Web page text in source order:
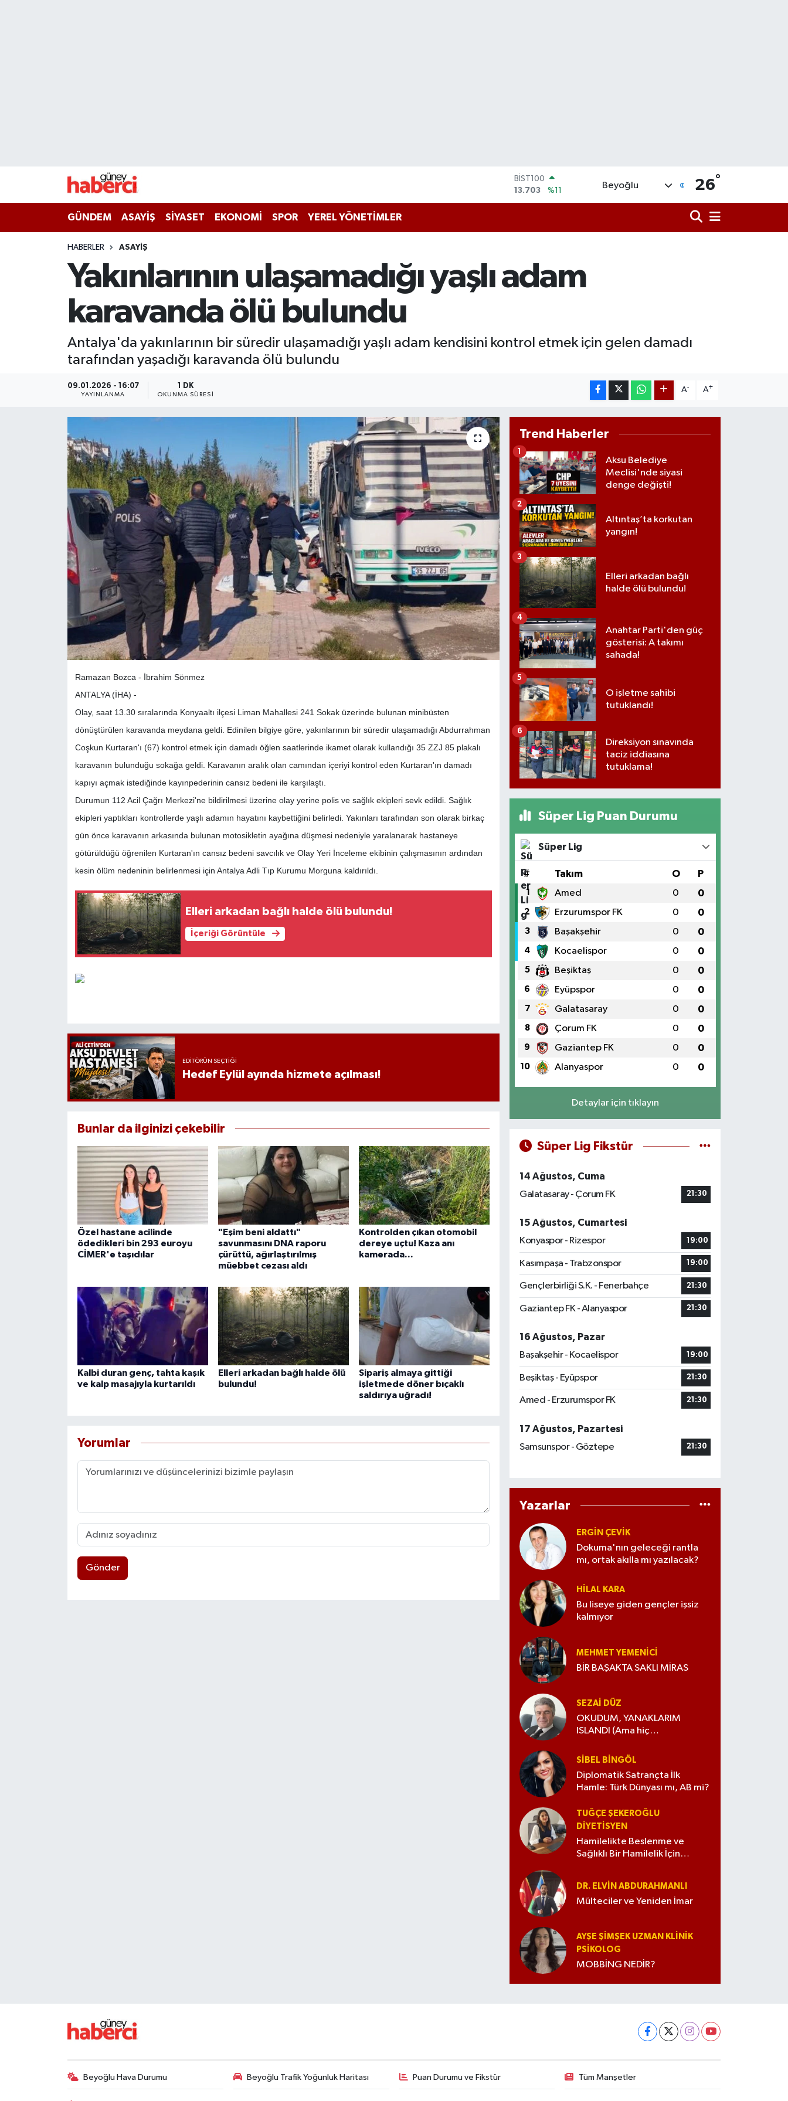
BITCOIN
64.927,78
DOLAR
GRAM ALTIN
6527.85
Beyoğlu 26°
GÜNDEM ASAYİŞ SİYASET EKONOMİ SPOR YEREL YÖNETİMLER
HABERLER ASAYİŞ
Yakınlarının ulaşamadığı yaşlı adam
karavanda ölü bulundu
Antalya'da yakınlarının bir süredir ulaşamadığı yaşlı adam kendisini kontrol etmek için gelen damadı
tarafından yaşadığı karavanda ölü bulundu
09.01.2026 - 16:07
YAYINLANMA
1 DK
OKUNMA SÜRESI
A- A+
Ramazan Bozca - İbrahim Sönmez
ANTALYA (İHA) -
Olay, saat 13.30 sıralarında Konyaaltı ilçesi Liman Mahallesi 241 Sokak üzerinde bulunan minibüsten
dönüştürülen karavanda meydana geldi. Edinilen bilgiye göre, yakınlarının bir süredir ulaşamadığı Abdurrahman
Coşkun Kurtaran'ı (67) kontrol etmek için damadı öğlen saatlerinde ikamet olarak kullandığı 35 ZZJ 85 plakalı
karavanın bulunduğu sokağa geldi. Karavanın aralık olan camından içeriyi kontrol eden Kurtaran'ın damadı
kapıyı açmak istediğinde kayınpederinin cansız bedeni ile karşılaştı.
Durumun 112 Acil Çağrı Merkezi'ne bildirilmesi üzerine olay yerine polis ve sağlık ekipleri sevk edildi. Sağlık
ekipleri yaptıkları kontrollerde yaşlı adamın hayatını kaybettiğini belirledi. Yakınları tarafından son olarak birkaç
gün önce karavanın arkasında bulunan motosikletin ayağına düşmesi nedeniyle yaralanarak hastaneye
götürüldüğü öğrenilen Kurtaran'ın cansız bedeni savcılık ve Olay Yeri İnceleme ekibinin çalışmasının ardından
kesin ölüm nedeninin belirlenmesi için Antalya Adli Tıp Kurumu Morguna kaldırıldı.
Elleri arkadan bağlı halde ölü bulundu!
İçeriği Görüntüle
EDITÖRÜN SEÇTIĞI
Hedef Eylül ayında hizmete açılması!
Bunlar da ilginizi çekebilir
Özel hastane acilinde
ödedikleri bin 293 euroyu
CİMER'e taşıdılar
"Eşim beni aldattı"
savunmasını DNA raporu
çürüttü, ağırlaştırılmış
müebbet cezası aldı
Kontrolden çıkan otomobil
dereye uçtu! Kaza anı
kamerada...
Kalbi duran genç, tahta kaşık
ve kalp masajıyla kurtarıldı
Elleri arkadan bağlı halde ölü
bulundu!
Sipariş almaya gittiği
işletmede döner bıçaklı
saldırıya uğradı!
Yorumlar
Gönder
Trend Haberler
Aksu Belediye
Meclisi'nde siyasi
denge değişti!
1
Altıntaş’ta korkutan
yangın!
2
Elleri arkadan bağlı
halde ölü bulundu!
3
Anahtar Parti'den güç
gösterisi: A takımı
sahada!
4
O işletme sahibi
tutuklandı!
5
Direksiyon sınavında
taciz iddiasına
tutuklama!
6
Süper Lig Puan Durumu
Süper Lig
# Takım O P
1 Amed 0 0
2 Erzurumspor FK 0 0
3 Başakşehir 0 0
4 Kocaelispor 0 0
5 Beşiktaş 0 0
6 Eyüpspor 0 0
7 Galatasaray 0 0
8 Çorum FK 0 0
9 Gaziantep FK 0 0
10 Alanyaspor 0 0
Detaylar için tıklayın
Süper Lig Fikstür
14 Ağustos, Cuma
Galatasaray - Çorum FK
21:30
15 Ağustos, Cumartesi
Konyaspor - Rizespor
19:00
Kasımpaşa - Trabzonspor 19:00
Gençlerbirliği S.K. - Fenerbahçe 21:30
Gaziantep FK - Alanyaspor 21:30
16 Ağustos, Pazar
Başakşehir - Kocaelispor
19:00
Beşiktaş - Eyüpspor 21:30
Amed - Erzurumspor FK 21:30
17 Ağustos, Pazartesi
Samsunspor - Göztepe
21:30
Yazarlar
ERGIN ÇEVİK
Dokuma'nın geleceği rantla
mı, ortak akılla mı yazılacak?
HILAL KARA
Bu liseye giden gençler işsiz
kalmıyor
MEHMET YEMENICI
BİR BAŞAKTA SAKLI MİRAS
SEZAI DÜZ
OKUDUM, YANAKLARIM
ISLANDI (Ama hiç
SIBEL BINGÖL
Diplomatik Satrançta İlk
Hamle: Türk Dünyası mı, AB mi?
TUĞÇE ŞEKEROĞLU
DIYETISYEN
Hamilelikte Beslenme ve
Sağlıklı Bir Hamilelik İçin
DR. ELVIN ABDURAHMANLI
Mülteciler ve Yeniden İmar
AYŞE ŞIMŞEK UZMAN KLINIK
PSIKOLOG
MOBBİNG NEDİR?
Beyoğlu Hava Durumu Beyoğlu Trafik Yoğunluk Haritası Puan Durumu ve Fikstür Tüm Manşetler
Haber Arşivi